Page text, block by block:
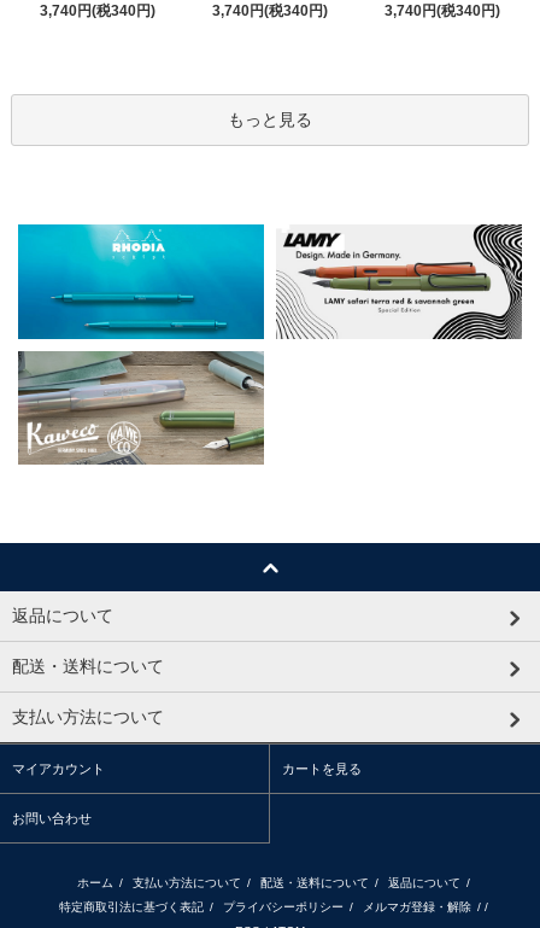
3,740円(税340円)
3,740円(税340円)
3,740円(税340円)
もっと見る
返品について
配送・送料について
支払い方法について
マイアカウント カートを見る
お問い合わせ
ホーム / 支払い方法について / 配送・送料について / 返品について /
特定商取引法に基づく表記 / プライバシーポリシー / メルマガ登録・解除 / /